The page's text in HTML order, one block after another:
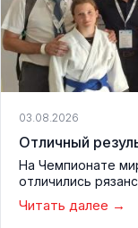
03.08.2026
Отличный
На Чемпионате
отличились
Читать далее